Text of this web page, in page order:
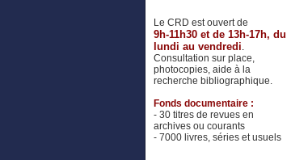
Le CRD est ouvert de
9h-11h30 et de 13h-17h, du
lundi au vendredi.
Consultation sur place,
photocopies, aide à la
recherche bibliographique.
Fonds documentaire :
- 30 titres de revues en
archives ou courants
- 7000 livres, séries et usuels